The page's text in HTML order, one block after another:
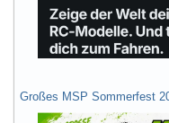
Großes MSP Sommerfest